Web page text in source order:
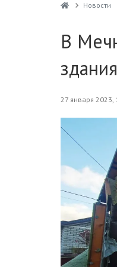
Новости
В
27 января 2023,